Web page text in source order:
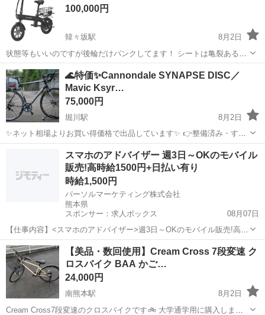
100,000円
韓々坂駅
8月2日
状態等もいいのですが後輪だけパンクしてます！ シートは亀裂あるけ
ど雨降ってもしみこむことはありません 通常価格 14万円ですので 10
万円で売らせてもらいます！少しの値段交渉アリ！ 免許不要 ヘルメッ
ト努力義務 16歳以上 ...
熊本 熊本市 韓々坂駅
🌊特価✨️Cannondale SYNAPSE DISC／
Mavic Ksyr…
75,000円
堀川駅
8月2日
✨ネット相場よりお買い得価格で出品しています✨ 👉整備済み・すぐ
乗れる状態です！ Cannondale（キャノンデール）のエンデュランスロ
ード Synapse Disc です🚴‍♂️✨ 軽量なアルミフレームとカ...
堀川駅 ロードバイク
スマホのアドバイザー 週3日～OKのモバイル
販売!高時給1500円+日払い有り
時給1,500円
パーソルマーケティング株式会社
熊本県
スポンサー：求人ボックス
08月07日
【仕事内容】<スマホのアドバイザー>週3日～OKのモバイル販売!高時
給1500円+日払い有り! ・大手キャリアでスマホ販売 ・土日+平日1日
の週3日～OK! ・時給1500円+日払い有り ・Wワーク勤務も大歓迎! ・
フォロー体制は...
アルバイト・パート
【美品・数回使用】Cream Cross 7段変速 ク
ロスバイク BAA かご…
24,000円
南熊本駅
8月2日
Cream Cross7段変速のクロスバイクです🚲 大学通学用に購入しまし